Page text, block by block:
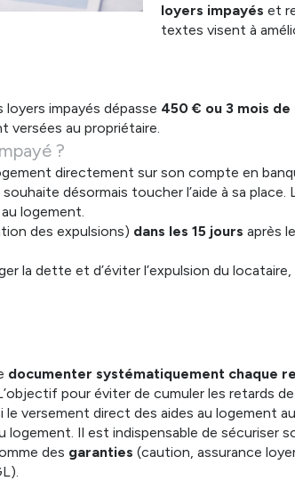
loyers impayés et
textes visent à
impayés dépasse 450 € ou 3 mois
versées au propriétaire.
?
directement sur son compte en
souhaite désormais toucher l’aide à sa place.
logement.
des expulsions) dans les 15 jours après
la dette et d’éviter l’expulsion du
documenter systématiquement chaque
pour éviter de cumuler les retards
versement direct des aides au logement
logement. Il est indispensable de
des garanties (caution, assurance